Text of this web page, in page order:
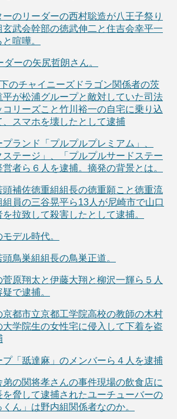
のリーダーの西村聡造が八王子祭り
玄武会幹部の徳武伸二と住吉会幸平一
喧嘩。
ーの矢尻哲朗さん。
のチャイニーズドラゴン関係者の茨
平が松浦グループと敵対していた司法
リーズこと竹川裕一の自宅に乗り込
スマホを壊したとして逮捕
ランド「プルプルプレミアム」、
ステージ」、「プルプルサードステー
者ら６人を逮捕。摘発の背景とは。
頭補佐徳重組組長の徳重願こと徳重流
員の三谷晃平ら13人が尼崎市で山口
拉致して殺害したとして逮捕。
デル時代。
鳥巣組組長の鳥巣正道。
原翔太と伊藤大翔と柳沢一輝ら５人
で逮捕。
都市立京都工学院高校の教師の木村
学院生の女性宅に侵入して下着を盗
プ「舐達麻」のメンバーら４人を逮捕
の関将孝さんの事件現場の飲食店に
脅して逮捕されたユーチューバーの
くん」は野内組関係者なのか。